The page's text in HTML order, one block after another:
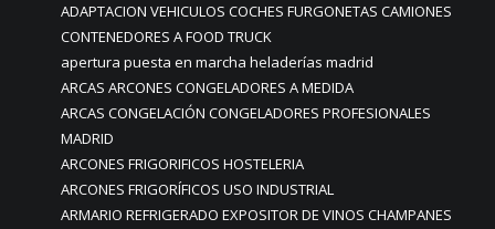
ADAPTACION VEHICULOS COCHES FURGONETAS CAMIONES
CONTENEDORES A FOOD TRUCK
apertura puesta en marcha heladerías madrid
ARCAS ARCONES CONGELADORES A MEDIDA
ARCAS CONGELACIÓN CONGELADORES PROFESIONALES
MADRID
ARCONES FRIGORIFICOS HOSTELERIA
ARCONES FRIGORÍFICOS USO INDUSTRIAL
ARMARIO REFRIGERADO EXPOSITOR DE VINOS CHAMPANES